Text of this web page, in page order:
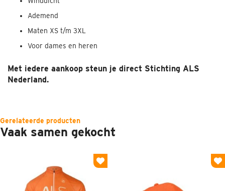
Ademend
Maten XS t/m 3XL
Voor dames en heren
Met iedere aankoop steun je direct Stichting ALS
Nederland.
Gerelateerde producten
Vaak samen gekocht